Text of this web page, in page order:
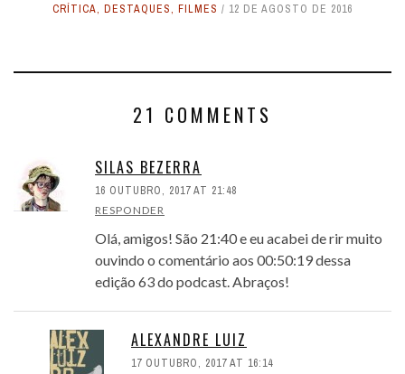
CRÍTICA, DESTAQUES, FILMES 12 DE AGOSTO DE 2016
21 COMMENTS
SILAS BEZERRA
16 OUTUBRO, 2017 AT 21:48
RESPONDER
Olá, amigos! São 21:40 e eu acabei de rir muito
ouvindo o comentário aos 00:50:19 dessa
edição 63 do podcast. Abraços!
ALEXANDRE LUIZ
17 OUTUBRO, 2017 AT 16:14